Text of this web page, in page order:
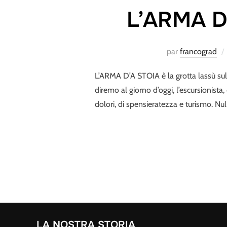
L’ARMA
par francograd
L’ARMA D’A STOIA è la grotta lassù
diremo al giorno d’oggi,
dolori, di spensieratezza e turismo.